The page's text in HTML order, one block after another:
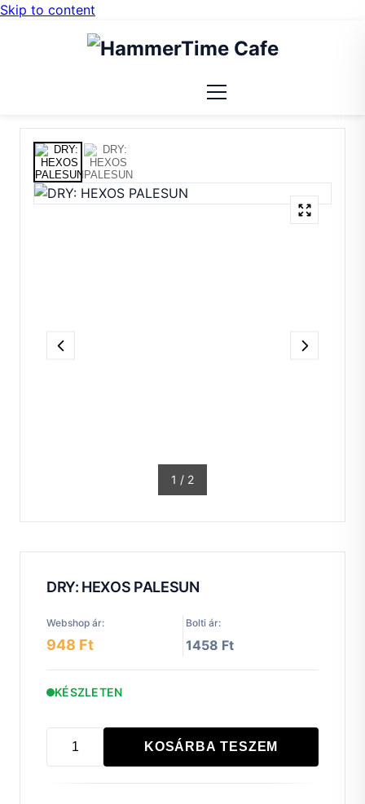
Skip to content
1 / 2
DRY: HEXOS PALESUN
Webshop ár: Bolti ár:
948 Ft 1458 Ft
KÉSZLETEN
DRY:
KOSÁRBA TESZEM